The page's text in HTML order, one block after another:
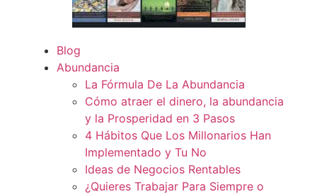
Blog
Abundancia
La Fórmula De La Abundancia
Cómo atraer el dinero, la abundancia
y la Prosperidad en 3 Pasos
4 Hábitos Que Los Millonarios Han
Implementado y Tu No
Ideas de Negocios Rentables
¿Quieres Trabajar Para Siempre o